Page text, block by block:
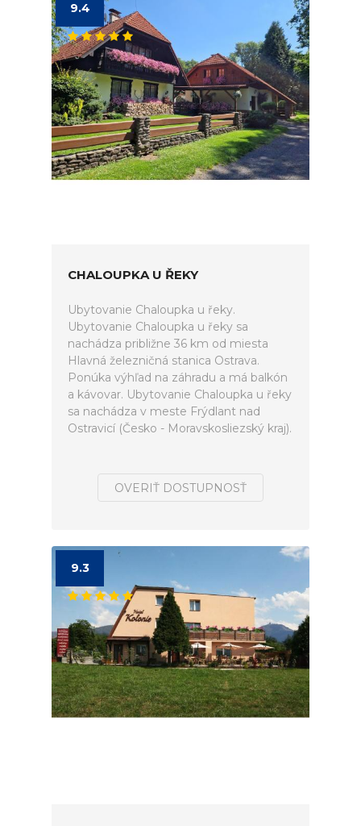
9.4
CHALOUPKA U ŘEKY
Ubytovanie Chaloupka u řeky.
Ubytovanie Chaloupka u řeky sa
nachádza približne 36 km od miesta
Hlavná železničná stanica Ostrava.
Ponúka výhľad na záhradu a má balkón
a kávovar. Ubytovanie Chaloupka u řeky
sa nachádza v meste Frýdlant nad
Ostravicí (Česko - Moravskosliezský kraj).
OVERIŤ DOSTUPNOSŤ
9.3